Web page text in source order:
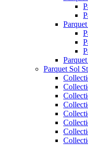
Parquet Sol